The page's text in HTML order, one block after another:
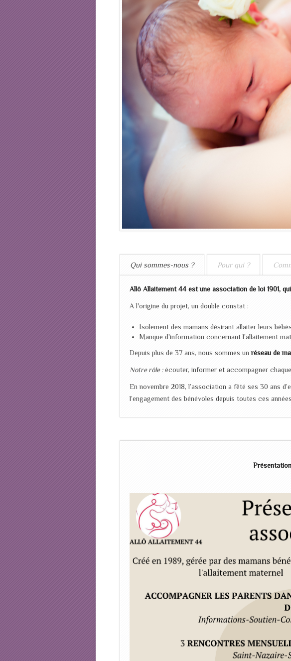
Qui sommes-nous ? Pour qui ?
Allô Allaitement 44 est une association de loi 1901,
A l'origine du projet, un double constat :
Isolement des mamans désirant allaiter leurs
Manque d'information concernant l'allaitement
Depuis plus de 37 ans, nous sommes unréseau de
Notre rôle :écouter, informer et accompagner
En novembre 2018, l’association a fêté ses 30 ans
l’engagement des bénévoles depuis toutes ces